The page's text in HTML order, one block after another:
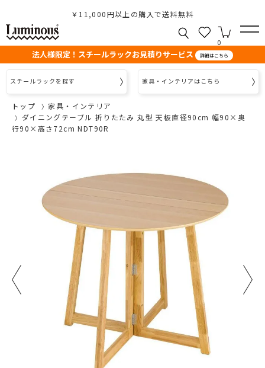
￥11,000円以上の購入で送料無料
0
法人様限定！スチールラックお見積りサービス 詳細はこちら
スチールラックを探す 家具・インテリアはこちら
トップ
家具・インテリア
ダイニングテーブル 折りたたみ 丸型 天板直径90cm 幅90×奥
行90×高さ72cm NDT90R